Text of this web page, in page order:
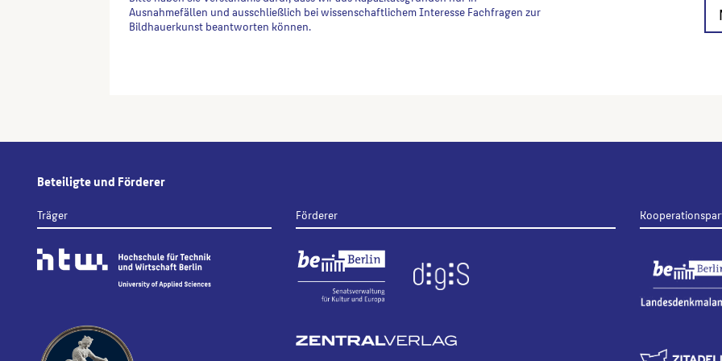
Ausnahmefällen und ausschließlich bei wissenschaftlichem Interesse Fachfragen zur
Bildhauerkunst beantworten können.
Beteiligte und Förderer
Träger Förderer